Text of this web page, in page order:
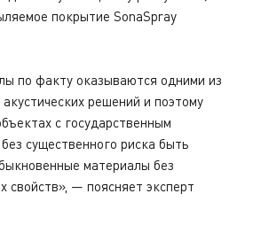
покрытие SonaSpray
по факту оказываются одними из
решений и поэтому
с государственным
существенного риска быть
материалы без
свойств», — поясняет эксперт